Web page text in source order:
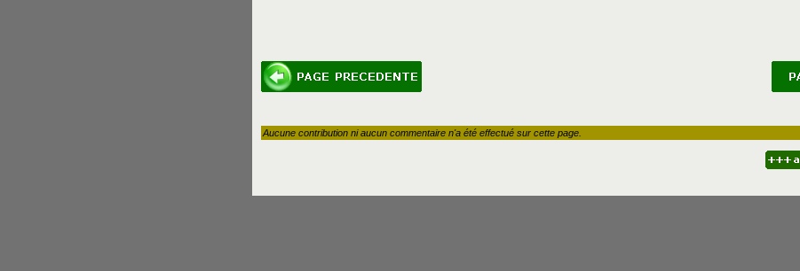
Aucune contribution ni aucun commentaire n'a été effectué sur cette page.